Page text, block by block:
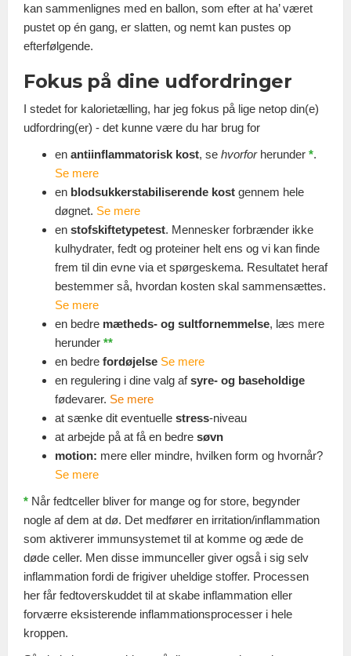
kan sammenlignes med en ballon, som efter at ha’ været
pustet op én gang, er slatten, og nemt kan pustes op
efterfølgende.
Fokus på dine udfordringer
I stedet for kalorietælling, har jeg fokus på lige netop din(e)
udfordring(er) - det kunne være du har brug for
en antiinflammatorisk kost, se hvorforherunder *.
Se mere
en blodsukkerstabiliserende kost gennem hele
døgnet. Se mere
en stofskiftetypetest. Mennesker forbrænder ikke
kulhydrater, fedt og proteiner helt ens og vi kan finde
frem til din evne via et spørgeskema. Resultatet heraf
bestemmer så, hvordan kosten skal sammensættes.
Se mere
en bedre mætheds- og sultfornemmelse, læs mere
herunder **
en bedre fordøjelse Se mere
en regulering i dine valg afsyre- og baseholdige
fødevarer. Se mere
at sænke dit eventuelle stress-niveau
at arbejde på at få en bedre søvn
motion: mere eller mindre, hvilken form og hvornår?
Se mere
* Når fedtceller bliver for mange og for store, begynder
nogle af dem at dø. Det medfører en irritation/inflammation
som aktiverer immunsystemet til at komme og æde de
døde celler. Men disse immunceller giver også i sig selv
inflammation fordi de frigiver uheldige stoffer. Processen
her får fedtoverskuddet til at skabe inflammation eller
forværre eksisterende inflammationsprocesser i hele
kroppen.